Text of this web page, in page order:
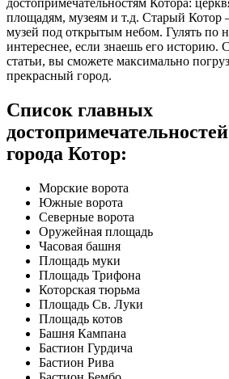
площадям, музеям и т.д. Старый Котор
музей под открытым небом. Гулять по
интереснее, если знаешь его
статьи, вы сможете максимально
прекрасный город.
Список главных
города Котор:
Морские ворота
Южные ворота
Северные ворота
Оружейная площадь
Часовая башня
Площадь муки
Площадь Трифона
Которская тюрьма
Площадь Св. Луки
Площадь котов
Башня Кампана
Бастион Гурдича
Бастион Рива